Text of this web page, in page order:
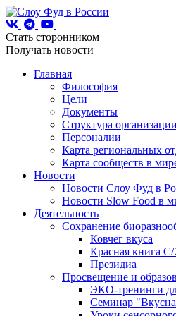
Стать сторонником
Получать новости
Главная
Философия
Цели
Документы
Структура организации
Персоналии
Карта региональных
Карта сообществ в
Новости
Новости Слоу Фуд в
Новости Slow Food в
Деятельность
Сохранение
Ковчег вкуса
Красная книга
Президиа
Просвещение и
ЭКО-тренинги
Семинар